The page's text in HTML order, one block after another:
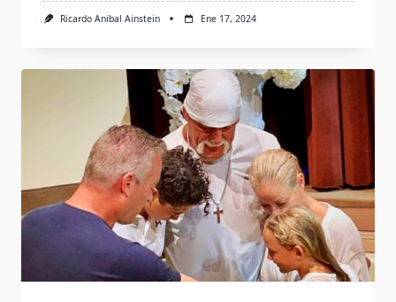
Ricardo Anibal Ainstein Ene 17, 2024